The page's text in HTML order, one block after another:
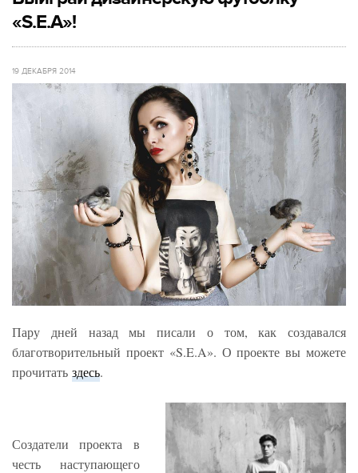
«S.E.A»!
19 ДЕКАБРЯ 2014
Пару дней назад мы писали о том, как создавался
благотворительный проект «S.E.A». О проекте вы можете
прочитать здесь.
Создатели проекта в
честь наступающего